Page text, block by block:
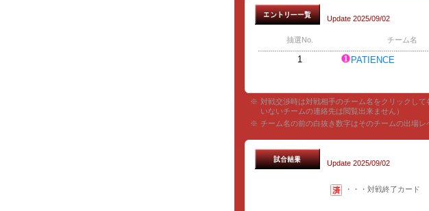
Update 2025/09/02
抽選No. チーム名
1 PATIENCE
※ 対戦交渉時は対戦相手のチーム名をクリックし
いないチームの連絡先は閲覧出来ません）
※ チーム名の前の白抜き数字はそのチームの出場
Update 2025/09/02
・・・対戦終了カード